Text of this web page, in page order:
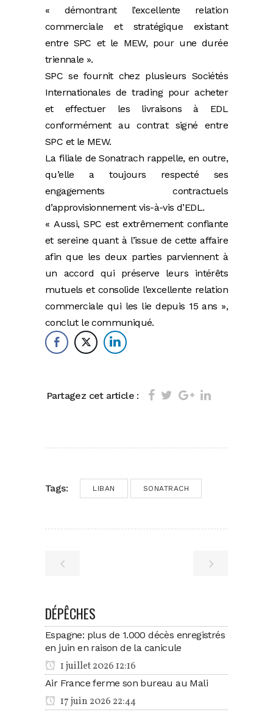
« démontrant l’excellente relation
commerciale et stratégique existant
entre SPC et le MEW, pour une durée
triennale ».
SPC se fournit chez plusieurs Sociétés
Internationales de trading pour acheter
et effectuer les livraisons à EDL
conformément au contrat signé entre
SPC et le MEW.
La filiale de Sonatrach rappelle, en outre,
qu’elle a toujours respecté ses
engagements contractuels
d’approvisionnement vis-à-vis d’EDL.
« Aussi, SPC est extrêmement confiante
et sereine quant à l’issue de cette affaire
afin que les deux parties parviennent à
un accord qui préserve leurs intérêts
mutuels et consolide l’excellente relation
commerciale qui les lie depuis 15 ans »,
conclut le communiqué.
Partagez cet article :
Tags: LIBAN SONATRACH
DÉPÊCHES
Espagne: plus de 1.000 décès enregistrés
en juin en raison de la canicule
1 juillet 2026 12:16
Air France ferme son bureau au Mali
17 juin 2026 22:44